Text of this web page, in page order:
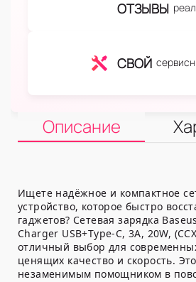
ОТЗЫВЫ
СВОЙ
Описание
Ищете надёжное и компактное
устройство, которое быстро
гаджетов? Сетевая зарядка
Charger USB+Type-C, 3A, 20W,
отличный выбор для
ценящих качество и скорость.
незаменимым помощником в